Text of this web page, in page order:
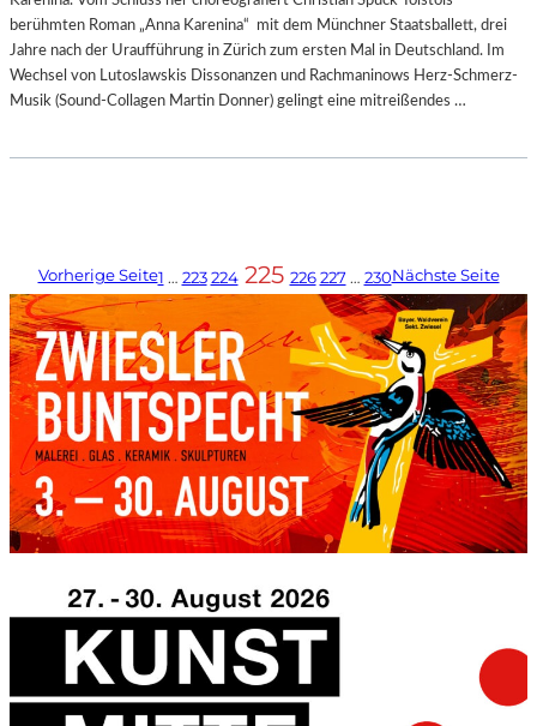
berühmten Roman „Anna Karenina“ mit dem Münchner Staatsballett, drei
Jahre nach der Uraufführung in Zürich zum ersten Mal in Deutschland. Im
Wechsel von Lutoslawskis Dissonanzen und Rachmaninows Herz-Schmerz-
Musik (Sound-Collagen Martin Donner) gelingt eine mitreißendes …
Vorherige Seite1 … 223 224 225 226 227 … 230Nächste Seite